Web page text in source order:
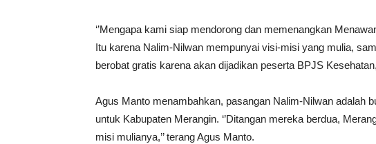
‘’Mengapa kami siap mendorong dan memenangkan
Itu karena Nalim-Nilwan mempunyai visi-misi yang mulia,
berobat gratis karena akan dijadikan peserta BPJS
Agus Manto menambahkan, pasangan Nalim-Nilwan adalah
untuk Kabupaten Merangin. ‘’Ditangan mereka berdua,
misi mulianya,’’ terang Agus Manto.